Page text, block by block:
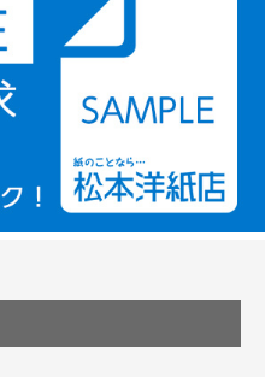
の商品はありますか
タイプはありますか？
適した紙はありますか？